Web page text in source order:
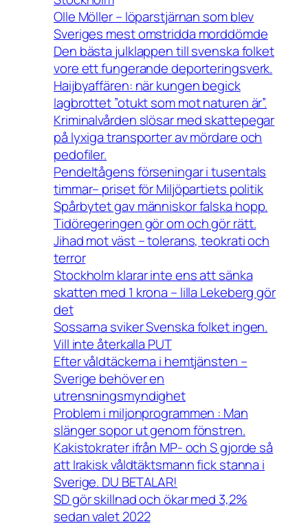
Olle Möller – löparstjärnan som blev
Sveriges mest omstridda morddömde
Den bästa julklappen till svenska folket
vore ett fungerande deporteringsverk.
Haijbyaffären: när kungen begick
lagbrottet ”otukt som mot naturen är”.
Kriminalvården slösar med skattepegar
på lyxiga transporter av mördare och
pedofiler.
Pendeltågens förseningar i tusentals
timmar– priset för Miljöpartiets politik
Spårbytet gav människor falska hopp.
Tidöregeringen gör om och gör rätt.
Jihad mot väst – tolerans, teokrati och
terror
Stockholm klarar inte ens att sänka
skatten med 1 krona – lilla Lekeberg gör
det
Sossarna sviker Svenska folket ingen.
Vill inte återkalla PUT
Efter våldtäckerna i hemtjänsten –
Sverige behöver en
utrensningsmyndighet
Problem i miljonprogrammen : Man
slänger sopor ut genom fönstren.
Kakistokrater ifrån MP- och S gjorde så
att Irakisk våldtäktsmann fick stanna i
Sverige. DU BETALAR!
SD gör skillnad och ökar med 3,2%
sedan valet 2022